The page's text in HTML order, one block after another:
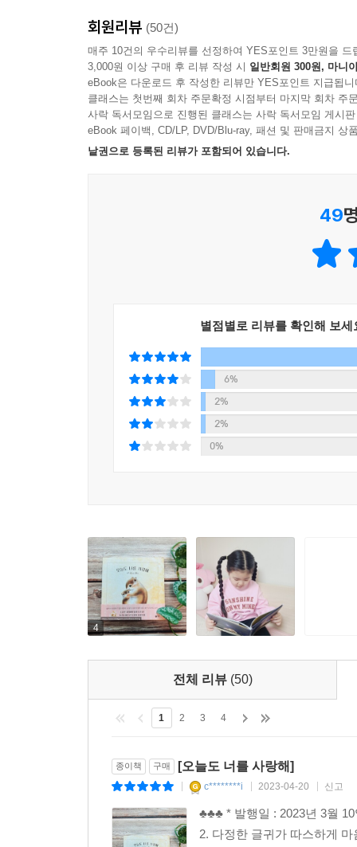
한발짝 성장할 수 있을 것이다. 이처럼 『오늘도
사랑스런 동물들의 세밀한 일러스트로 전하는 따
『오늘도 너를 사랑해』는 마음을 전하는 작고
한 올 촘촘하고도 세밀하게 그려낸 작고 보송보송
동물들의 눈에는 그렁그렁 눈물이, 또 위로해 주
구성되어 있고, 뒷 면지에는 편지를 쓸 수 있는
■ ‘늘 하늘에 떠 있는 달처럼 언제나 네 곁에 있을게
조그맣고 털이 보송보송한 동물들이 숲속에 살
아래서 서로를 향한 마음 따뜻한 이야기가 시작된
“네가 곁에 있어 줘서 오늘은 참 좋은 날이었어.”
그림책은 상대방에 대한 감사한 마음이 잘 담겨
속상해하기도 하며 하루하루 성장하고 나아가고
마음의 여유가 없을 때, 또는 아이의 기분에 선뜻
보는 것만으로도 힘들었던 감정들이 해소되고, 부
함께 읽으며 정서적으로 교감을 나누기에는 물론
『언제나 네 곁에 있을게』는 표지부터 밤하늘
촘촘하고도 세밀하게 그려낸 작고 보송보송한
우리나라의 고유한 달의 명칭이 표기되어 있다.
또 각 페이지 밑에는 해당 동물들의 이름이 표
편지를 쓸 수 있는 작은 메모 공간이 있어서
불러일으키는 아기자기한 디자인의 엽서 여덟 장
회원리뷰 (50건)
매주 10건의 우수리뷰를 선정하여 YES포인트 3만원을 드
3,000원 이상 구매 후 리뷰 작성 시 일반회원 300원, 마니
eBook은 다운로드 후 작성한 리뷰만 YES포인트 지급됩니
클래스는 첫번째 회차 주문확정 시점부터 마지막 회차 주
사락 독서모임으로 진행된 클래스는 사락 독서모임 게시
eBook 페이백, CD/LP, DVD/Blu-ray, 패션 및 판매금지 상
낱권으로 등록된 리뷰가 포함되어 있습니다.
49
별점별로 리뷰를 확인해 보세
6%
2%
2%
0%
4
전체 리뷰 (50)
1 2 3 4
종이책 구매 [오늘도 너를 사랑해]
c********i 2023-04-20 신고
♣♣♣ * 발행일 : 2023년 3월
2. 다정한 글귀가 따스하게